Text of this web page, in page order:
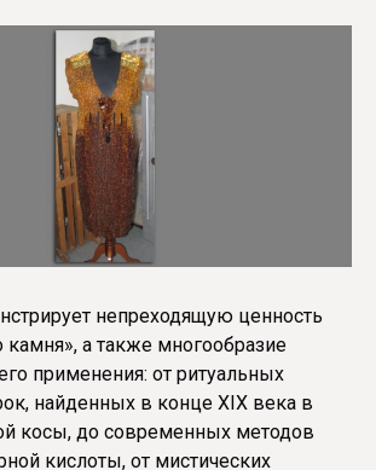
непреходящую ценность
камня», а также многообразие
применения: от ритуальных
найденных в конце XIX века в
косы, до современных методов
кислоты, от мистических